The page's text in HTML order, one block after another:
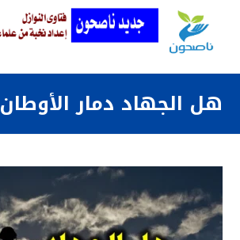
هل الجهاد دمار الأوطان